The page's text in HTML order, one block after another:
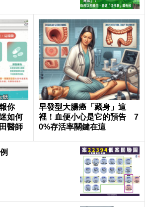
你
如何
醫師
早發型大腸癌「藏身」這
裡！血便小心是它的預告 7
0%存活率關鍵在這